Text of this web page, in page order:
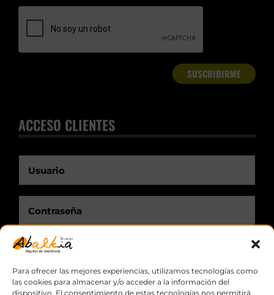
Para ofrecer las mejores experiencias, utilizamos tecnologías como
las cookies para almacenar y/o acceder a la información del
dispositivo. El consentimiento de estas tecnologías nos permitirá
ACCESO CLIENTES
Recuérdame.